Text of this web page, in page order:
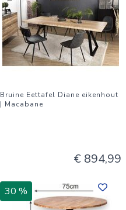
Bruine Eettafel Diane eikenhout
| Macabane
€ 894,99
30 %